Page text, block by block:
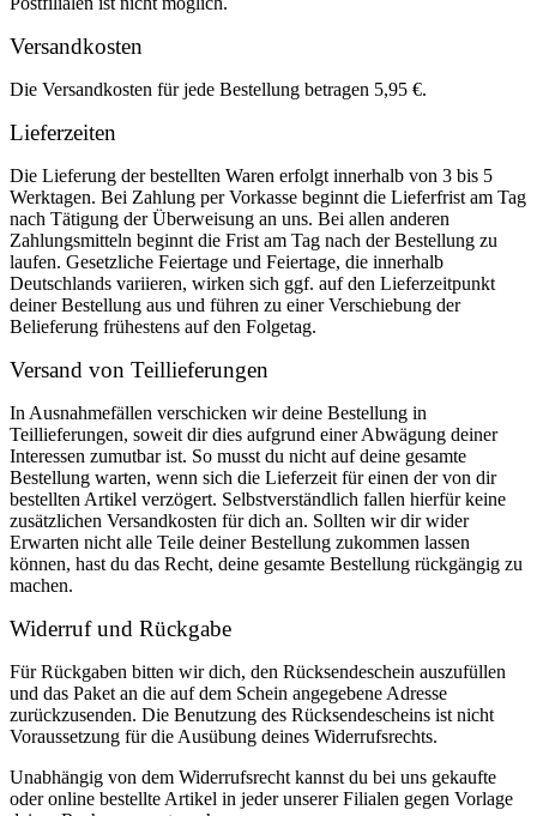
Versandkosten
Die Versandkosten für jede Bestellung betragen 5,95 €.
Lieferzeiten
Die Lieferung der bestellten Waren erfolgt innerhalb von 3 bis 5
Werktagen. Bei Zahlung per Vorkasse beginnt die Lieferfrist am Tag
nach Tätigung der Überweisung an uns. Bei allen anderen
Zahlungsmitteln beginnt die Frist am Tag nach der Bestellung zu
laufen. Gesetzliche Feiertage und Feiertage, die innerhalb
Deutschlands variieren, wirken sich ggf. auf den Lieferzeitpunkt
deiner Bestellung aus und führen zu einer Verschiebung der
Belieferung frühestens auf den Folgetag.
Versand von Teillieferungen
In Ausnahmefällen verschicken wir deine Bestellung in
Teillieferungen, soweit dir dies aufgrund einer Abwägung deiner
Interessen zumutbar ist. So musst du nicht auf deine gesamte
Bestellung warten, wenn sich die Lieferzeit für einen der von dir
bestellten Artikel verzögert. Selbstverständlich fallen hierfür keine
zusätzlichen Versandkosten für dich an. Sollten wir dir wider
Erwarten nicht alle Teile deiner Bestellung zukommen lassen
können, hast du das Recht, deine gesamte Bestellung rückgängig zu
machen.
Widerruf und Rückgabe
Für Rückgaben bitten wir dich, den Rücksendeschein auszufüllen
und das Paket an die auf dem Schein angegebene Adresse
zurückzusenden. Die Benutzung des Rücksendescheins ist nicht
Voraussetzung für die Ausübung deines Widerrufsrechts.
Unabhängig von dem Widerrufsrecht kannst du bei uns gekaufte
oder online bestellte Artikel in jeder unserer Filialen gegen Vorlage